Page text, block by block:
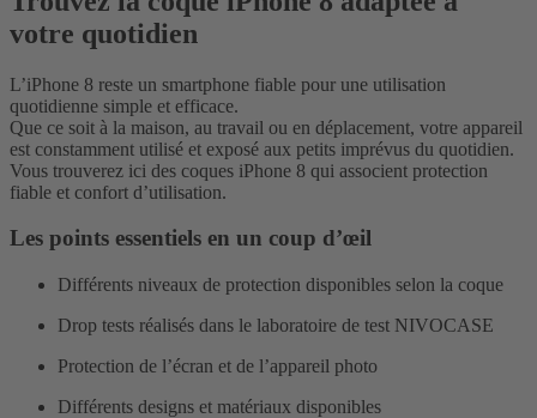
votre quotidien
L’iPhone 8 reste un smartphone fiable pour une utilisation
quotidienne simple et efficace.
Que ce soit à la maison, au travail ou en déplacement, votre appareil
est constamment utilisé et exposé aux petits imprévus du quotidien.
Vous trouverez ici des coques iPhone 8 qui associent protection
fiable et confort d’utilisation.
Les points essentiels en un coup d’œil
Différents niveaux de protection disponibles selon la coque
Drop tests réalisés dans le laboratoire de test NIVOCASE
Protection de l’écran et de l’appareil photo
Différents designs et matériaux disponibles